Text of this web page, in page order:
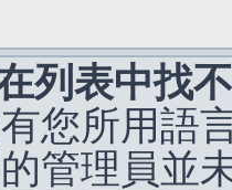
列表中找
您所用語
管理員並